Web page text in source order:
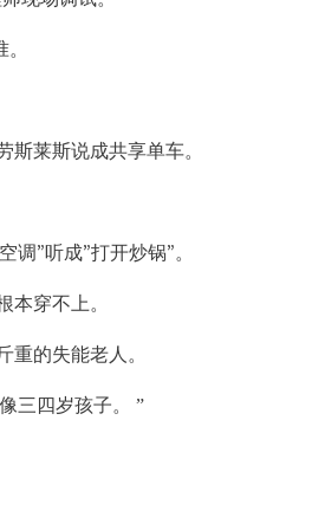
莱斯说成共享单车。
调"听成"打开炒锅"。
穿不上。
的失能老人。
三四岁孩子。 ”